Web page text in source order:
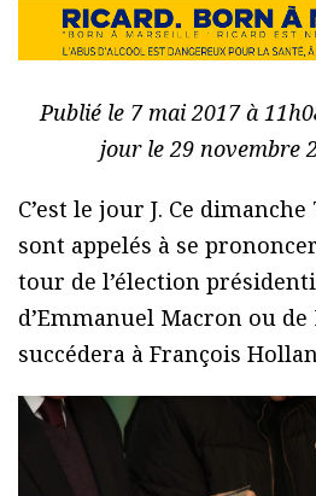
Publié le 7 mai 2017 à
jour le 29 novembre
C’est le jour J. Ce
sont appelés à se
tour de l’élection
d’Emmanuel Macron ou
succédera à François